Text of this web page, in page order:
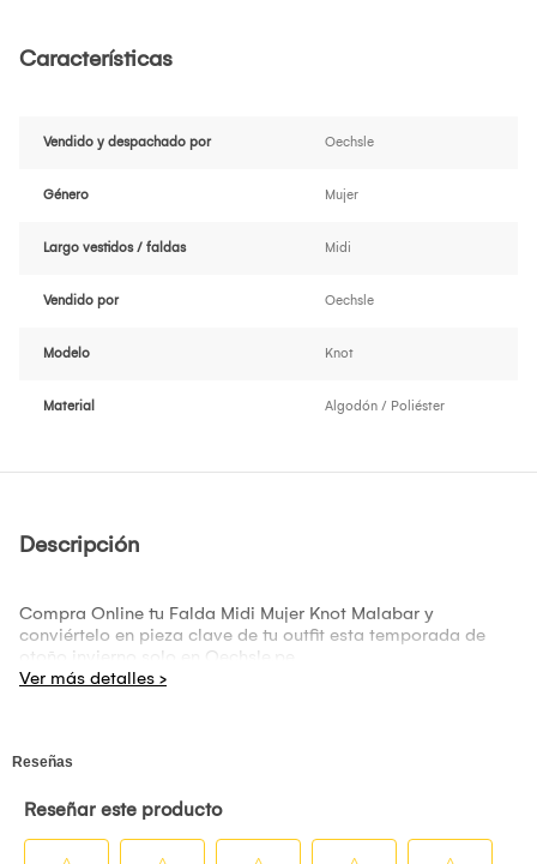
Características
Vendido y despachado por Oechsle
Género Mujer
Largo vestidos / faldas Midi
Vendido por Oechsle
Modelo Knot
Material Algodón / Poliéster
Descripción
Compra Online tu Falda Midi Mujer Knot Malabar y
conviértelo en pieza clave de tu outfit esta temporada de
otoño invierno solo en Oechsle.pe